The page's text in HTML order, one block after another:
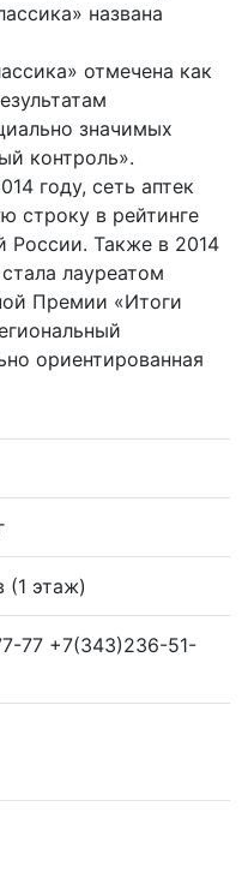
названа
отмечена как
значимых
контроль».
году, сеть аптек
строку в рейтинге
России. Также в 2014
лауреатом
Премии «Итоги
ориентированная
(1 этаж)
77 +7(343)236-51-